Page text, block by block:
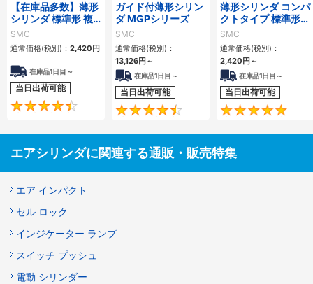
【在庫品多数】薄形
シリンダ 標準形 複
動・片ロッド CQ2
シリーズ
SMC
通常価格(税別)： 2,420 円
在庫品1日目～
当日出荷可能
4.5
ガイド付薄形シリン
ダ MGPシリーズ
SMC
通常価格(税別)：
13,126円 ～
在庫品1日目～
当日出荷可能
4.6
薄形シリンダ コンパ
クトタイプ 標準形
複動 片ロッド CQS
シリーズ
SMC
通常価格(税別)：
2,420 円 ～
在庫品1日目～
当日出荷可能
エアシリンダに関連する通販・販売特集
エア インパクト
セル ロック
インジケーター ランプ
スイッチ プッシュ
電動 シリンダー